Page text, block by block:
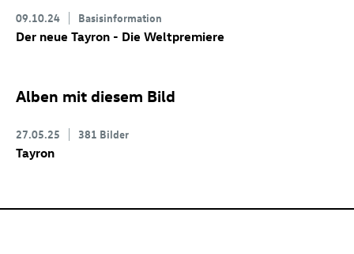
09.10.24 Basisinformation
Der neue Tayron - Die Weltpremiere
Alben mit diesem Bild
27.05.25 381 Bilder
Tayron